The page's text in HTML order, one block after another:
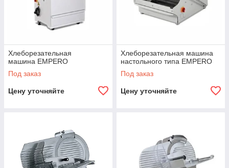
Хлеборезательная
машина EMPERO
Под заказ
Цену уточняйте
Хлеборезательная машина
настольного типа EMPERO
Под заказ
Цену уточняйте